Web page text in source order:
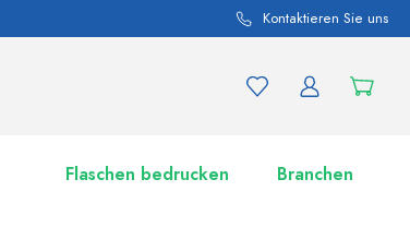
Kontaktieren Sie uns
Flaschen bedrucken Branchen